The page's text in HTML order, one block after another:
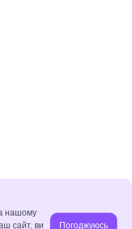
нашому
сайт, ви
Погоджуюсь